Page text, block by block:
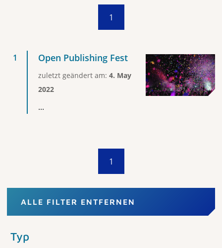
1
Open Publishing Fest
zuletzt geändert am: 4. May
2022
...
1
ALLE FILTER ENTFERNEN
Typ